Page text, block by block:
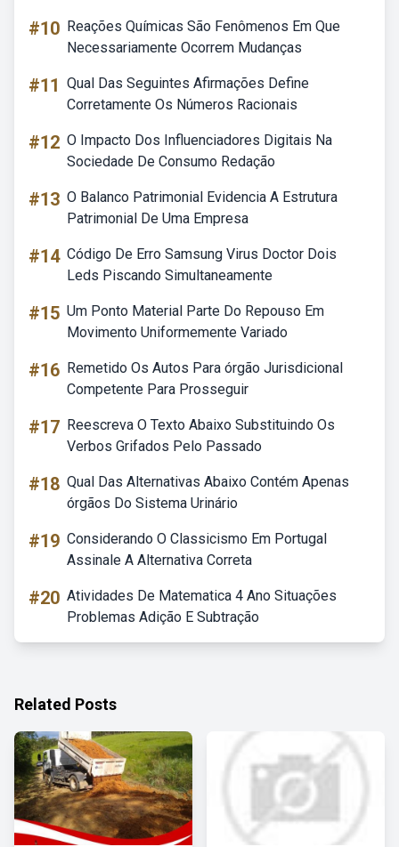
#10 Reações Químicas São Fenômenos Em Que
Necessariamente Ocorrem Mudanças
#11 Qual Das Seguintes Afirmações Define
Corretamente Os Números Racionais
#12 O Impacto Dos Influenciadores Digitais Na
Sociedade De Consumo Redação
#13 O Balanco Patrimonial Evidencia A Estrutura
Patrimonial De Uma Empresa
#14 Código De Erro Samsung Virus Doctor Dois
Leds Piscando Simultaneamente
#15 Um Ponto Material Parte Do Repouso Em
Movimento Uniformemente Variado
#16 Remetido Os Autos Para órgão Jurisdicional
Competente Para Prosseguir
#17 Reescreva O Texto Abaixo Substituindo Os
Verbos Grifados Pelo Passado
#18 Qual Das Alternativas Abaixo Contém Apenas
órgãos Do Sistema Urinário
#19 Considerando O Classicismo Em Portugal
Assinale A Alternativa Correta
#20 Atividades De Matematica 4 Ano Situações
Problemas Adição E Subtração
Related Posts